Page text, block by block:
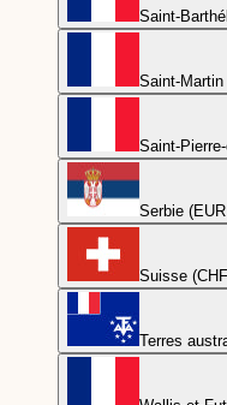
Saint-
Saint-Martin
Saint-
Serbie
Suisse
Terres